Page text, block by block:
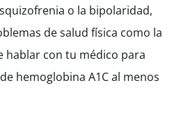
o la bipolaridad,
de salud física como la
hablar con tu médico para
hemoglobina A1C al menos